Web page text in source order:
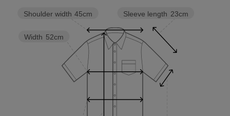
Sleeve length 23cm
Width 52cm
Shoulder width 45cm